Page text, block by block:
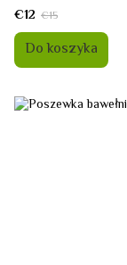
€12 €15
Do koszyka